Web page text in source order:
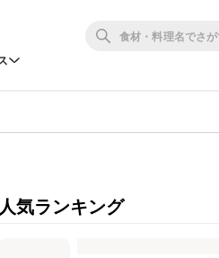
人気ランキング